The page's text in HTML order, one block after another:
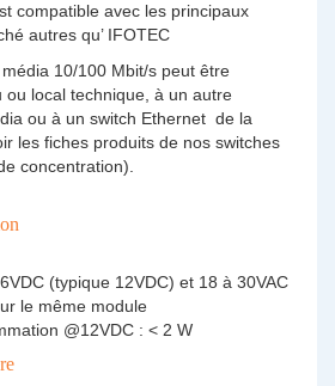
compatible avec les principaux
autres qu’ IFOTEC
10/100 Mbit/s peut être
ou local technique, à un autre
ou à un switch Ethernet de la
les fiches produits de nos switches
concentration).
(typique 12VDC) et 18 à 30VAC
le même module
@12VDC : < 2 W